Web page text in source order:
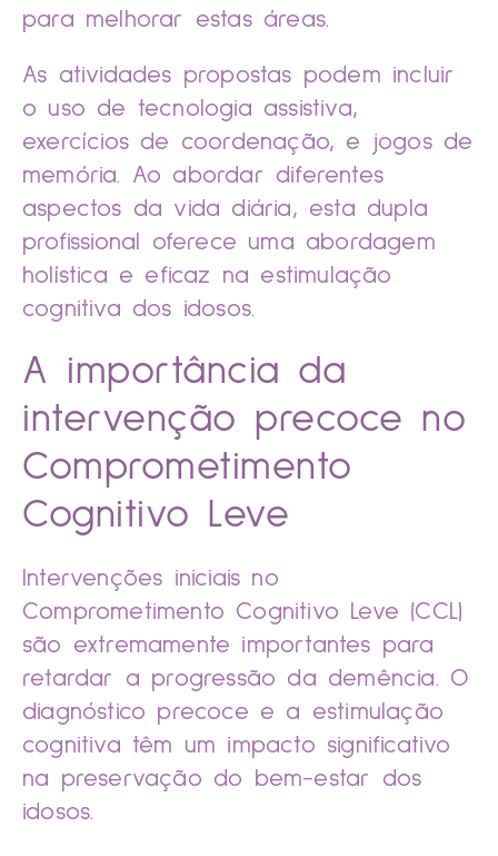
para melhorar estas áreas.
As atividades propostas podem incluir
o uso de tecnologia assistiva,
exercícios de coordenação, e jogos de
memória. Ao abordar diferentes
aspectos da vida diária, esta dupla
profissional oferece uma abordagem
holística e eficaz na estimulação
cognitiva dos idosos.
A importância da
intervenção precoce no
Comprometimento
Cognitivo Leve
Intervenções iniciais no
Comprometimento Cognitivo Leve (CCL)
são extremamente importantes para
retardar a progressão da demência. O
diagnóstico precoce e a estimulação
cognitiva têm um impacto significativo
na preservação do bem-estar dos
idosos.